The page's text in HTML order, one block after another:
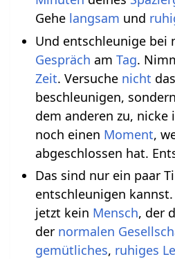
Gehe langsam und
Und entschleunige bei
Gespräch am Tag.
Zeit. Versuche nicht das
beschleunigen,
dem anderen zu,
noch einen Moment,
abgeschlossen hat.
Das sind nur ein paar
entschleunigen
jetzt kein Mensch, der
der normalen
gemütliches, ruhiges